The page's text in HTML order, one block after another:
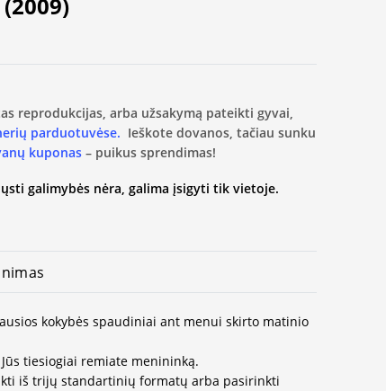
reprodukcijas, arba užsakymą pateikti gyvai,
parduotuvėse. Ieškote dovanos, tačiau sunku
kuponas – puikus sprendimas!
galimybės nėra, galima įsigyti tik vietoje.
kokybės spaudiniai ant menui skirto matinio
tiesiogiai remiate menininką.
iš trijų standartinių formatų arba pasirinkti